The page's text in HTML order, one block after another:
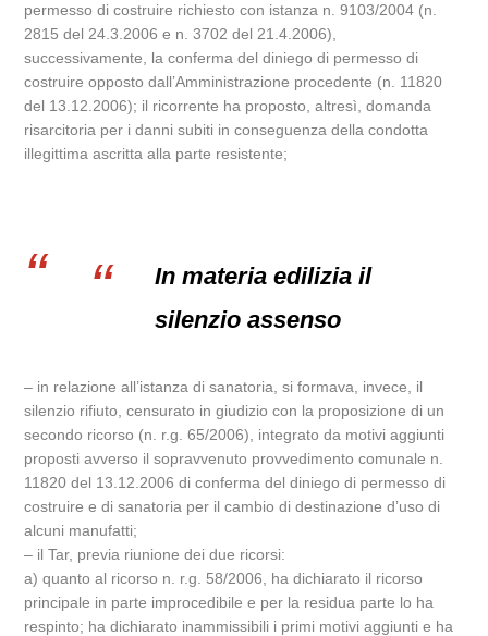
permesso di costruire richiesto con istanza n. 9103/2004 (n.
2815 del 24.3.2006 e n. 3702 del 21.4.2006),
successivamente, la conferma del diniego di permesso di
costruire opposto dall’Amministrazione procedente (n. 11820
del 13.12.2006); il ricorrente ha proposto, altresì, domanda
risarcitoria per i danni subiti in conseguenza della condotta
illegittima ascritta alla parte resistente;
In materia edilizia il
silenzio assenso
– in relazione all’istanza di sanatoria, si formava, invece, il
silenzio rifiuto, censurato in giudizio con la proposizione di un
secondo ricorso (n. r.g. 65/2006), integrato da motivi aggiunti
proposti avverso il sopravvenuto provvedimento comunale n.
11820 del 13.12.2006 di conferma del diniego di permesso di
costruire e di sanatoria per il cambio di destinazione d’uso di
alcuni manufatti;
– il Tar, previa riunione dei due ricorsi:
a) quanto al ricorso n. r.g. 58/2006, ha dichiarato il ricorso
principale in parte improcedibile e per la residua parte lo ha
respinto; ha dichiarato inammissibili i primi motivi aggiunti e ha